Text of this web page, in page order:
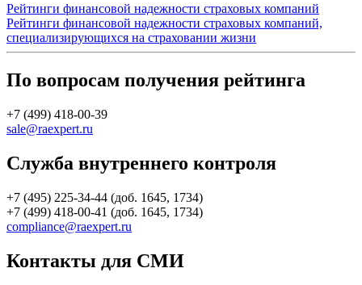
Рейтинги финансовой надежности страховых компаний
Рейтинги финансовой надежности страховых компаний,
специализирующихся на страховании жизни
По вопросам получения рейтинга
+7 (499) 418-00-39
sale@raexpert.ru
Служба внутреннего контроля
+7 (495) 225-34-44 (доб. 1645, 1734)
+7 (499) 418-00-41 (доб. 1645, 1734)
compliance@raexpert.ru
Контакты для СМИ